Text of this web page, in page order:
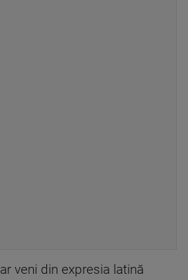
ar veni din expresia latină